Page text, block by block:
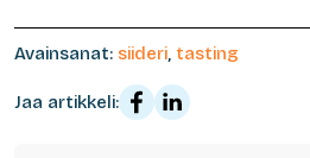
Avainsanat: siideri, tasting
Jaa artikkeli: